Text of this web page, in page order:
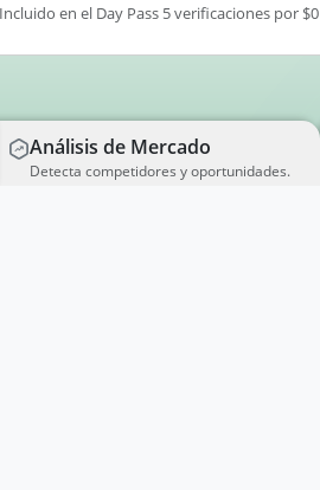
Incluido en el Day Pass 5 verificaciones por $0
Análisis de Mercado
Detecta competidores y oportunidades.